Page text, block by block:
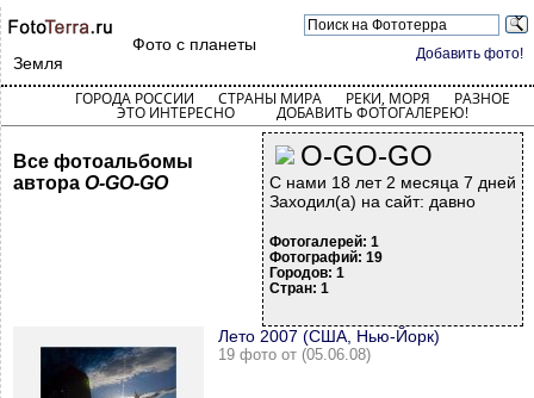
Добавить фото!
Фото с планеты
Земля
ГОРОДА РОССИИ СТРАНЫ МИРА РЕКИ, МОРЯ РАЗНОЕ
ЭТО ИНТЕРЕСНО ДОБАВИТЬ ФОТОГАЛЕРЕЮ!
O-GO-GO
С нами 18 лет 2 месяца 7 дней
Заходил(а) на сайт: давно
Фотогалерей: 1
Фотографий: 19
Городов: 1
Стран: 1
Все фотоальбомы
автора O-GO-GO
Лето 2007 (США, Нью-Йорк)
19 фото от (05.06.08)